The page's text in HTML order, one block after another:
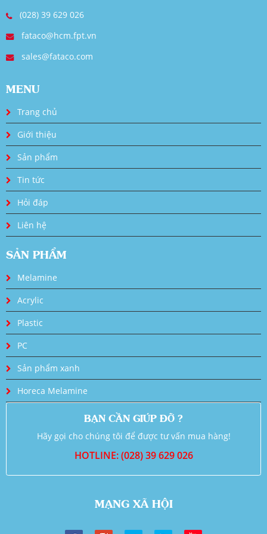
(028) 39 629 026
fataco@hcm.fpt.vn
sales@fataco.com
MENU
Trang chủ
Giới thiệu
Sản phẩm
Tin tức
Hỏi đáp
Liên hệ
SẢN PHẨM
Melamine
Acrylic
Plastic
PC
Sản phẩm xanh
Horeca Melamine
BẠN CẦN GIÚP ĐỠ ?
Hãy gọi cho chúng tôi để được tư vấn mua hàng!
HOTLINE: (028) 39 629 026
MẠNG XÃ HỘI